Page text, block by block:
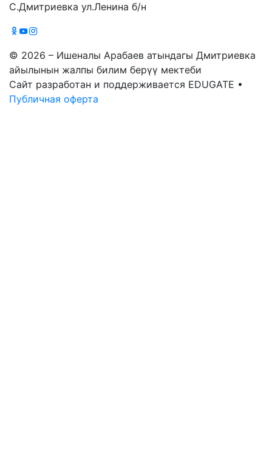
С.Дмитриевка ул.Ленина б/н
© 2026 – Ишеналы Арабаев атындагы Дмитриевка
айылынын жалпы билим берүү мектеби
Сайт разработан и поддерживается EDUGATE •
Публичная оферта